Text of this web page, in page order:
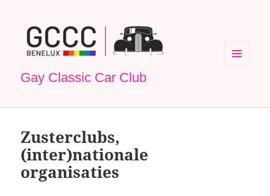
Gay Classic Car Club
Zusterclubs,
(inter)nationale
organisaties